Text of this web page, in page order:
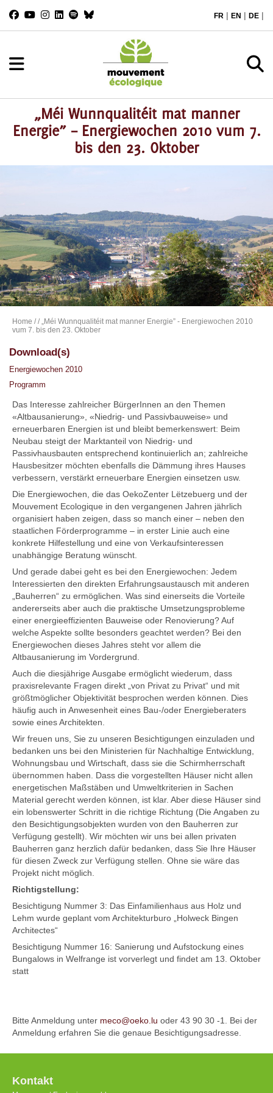
FR | EN | DE |
„Méi Wunnqualitéit mat manner
Energie” – Energiewochen 2010 vum 7.
bis den 23. Oktober
Home // „Méi Wunnqualitéit mat manner Energie” - Energiewochen 2010
vum 7. bis den 23. Oktober
Download(s)
Energiewochen 2010
Programm
Das Interesse zahlreicher BürgerInnen an den Themen
«Altbausanierung», «Niedrig- und Passivbauweise» und
erneuerbaren Energien ist und bleibt bemerkenswert: Beim
Neubau steigt der Marktanteil von Niedrig- und
Passivhausbauten entsprechend kontinuierlich an; zahlreiche
Hausbesitzer möchten ebenfalls die Dämmung ihres Hauses
verbessern, verstärkt erneuerbare Energien einsetzen usw.
Die Energiewochen, die das OekoZenter Lëtzebuerg und der
Mouvement Ecologique in den vergangenen Jahren jährlich
organisiert haben zeigen, dass so manch einer – neben den
staatlichen Förderprogramme – in erster Linie auch eine
konkrete Hilfestellung und eine von Verkaufsinteressen
unabhängige Beratung wünscht.
Und gerade dabei geht es bei den Energiewochen: Jedem
Interessierten den direkten Erfahrungsaustausch mit anderen
„Bauherren“ zu ermöglichen. Was sind einerseits die Vorteile
andererseits aber auch die praktische Umsetzungsprobleme
einer energieeffizienten Bauweise oder Renovierung? Auf
welche Aspekte sollte besonders geachtet werden? Bei den
Energiewochen dieses Jahres steht vor allem die
Altbausanierung im Vordergrund.
Auch die diesjährige Ausgabe ermöglicht wiederum, dass
praxisrelevante Fragen direkt „von Privat zu Privat“ und mit
größtmöglicher Objektivität besprochen werden können. Dies
häufig auch in Anwesenheit eines Bau-/oder Energieberaters
sowie eines Architekten.
Wir freuen uns, Sie zu unseren Besichtigungen einzuladen und
bedanken uns bei den Ministerien für Nachhaltige Entwicklung,
Wohnungsbau und Wirtschaft, dass sie die Schirmherrschaft
übernommen haben. Dass die vorgestellten Häuser nicht allen
energetischen Maßstäben und Umweltkriterien in Sachen
Material gerecht werden können, ist klar. Aber diese Häuser sind
ein lobenswerter Schritt in die richtige Richtung (Die Angaben zu
den Besichtigungsobjekten wurden von den Bauherren zur
Verfügung gestellt). Wir möchten wir uns bei allen privaten
Bauherren ganz herzlich dafür bedanken, dass Sie Ihre Häuser
für diesen Zweck zur Verfügung stellen. Ohne sie wäre das
Projekt nicht möglich.
Richtigstellung:
Besichtigung Nummer 3: Das Einfamilienhaus aus Holz und
Lehm wurde geplant vom Architekturburo „Holweck Bingen
Architectes“
Besichtigung Nummer 16: Sanierung und Aufstockung eines
Bungalows in Welfrange ist vorverlegt und findet am 13. Oktober
statt
Bitte Anmeldung unter meco@oeko.lu oder 43 90 30 -1. Bei der
Anmeldung erfahren Sie die genaue Besichtigungsadresse.
Kontakt